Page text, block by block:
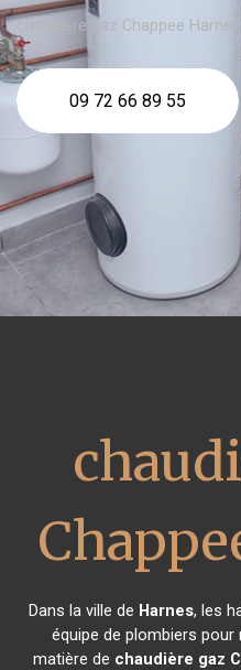
chaudière gaz Chappee Harnes
09 72 66 89 55
Dans la ville de Harnes, les
équipe de plombiers
matière de chaudière gaz